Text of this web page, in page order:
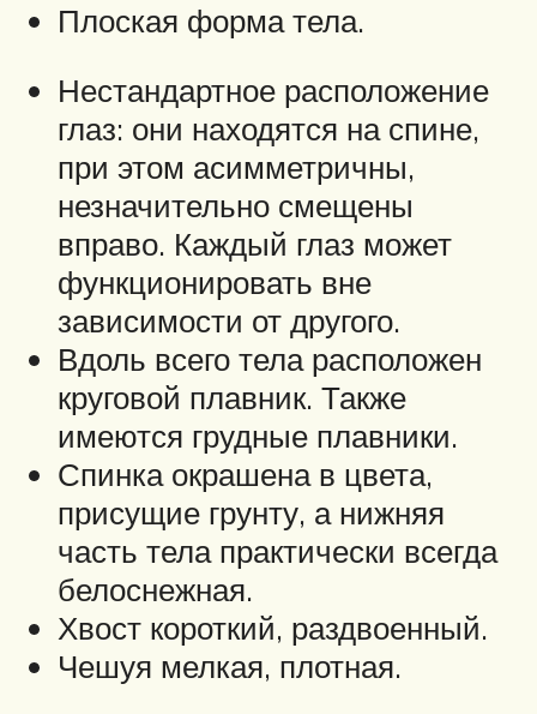
Плоская форма тела.
Нестандартное расположение
глаз: они находятся на спине,
при этом асимметричны,
незначительно смещены
вправо. Каждый глаз может
функционировать вне
зависимости от другого.
Вдоль всего тела расположен
круговой плавник. Также
имеются грудные плавники.
Спинка окрашена в цвета,
присущие грунту, а нижняя
часть тела практически всегда
белоснежная.
Хвост короткий, раздвоенный.
Чешуя мелкая, плотная.